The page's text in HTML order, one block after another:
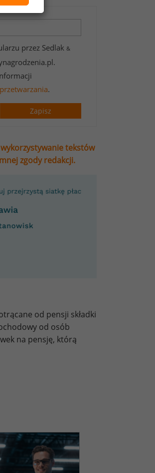
przez Sedlak &
.
Zapisz
tekstów
zgody redakcji.
od pensji składki
od osób
na pensję, którą